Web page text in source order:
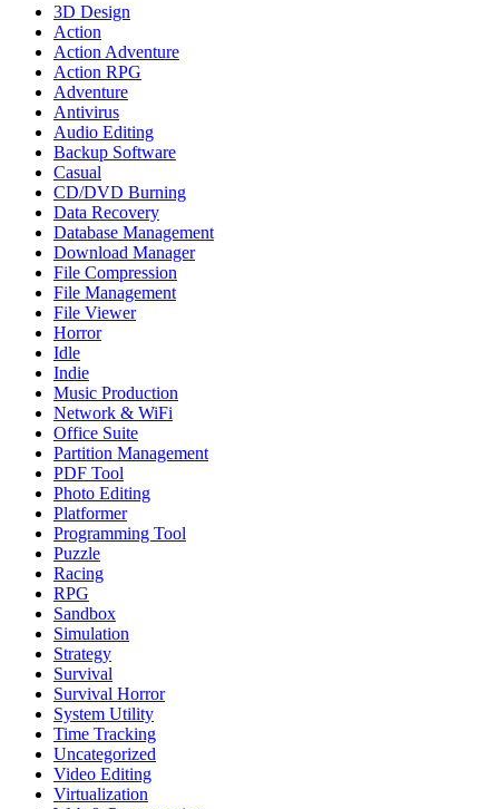
3D Design
Action
Action Adventure
Action RPG
Adventure
Antivirus
Audio Editing
Backup Software
Casual
CD/DVD Burning
Data Recovery
Database Management
Download Manager
File Compression
File Management
File Viewer
Horror
Idle
Indie
Music Production
Network & WiFi
Office Suite
Partition Management
PDF Tool
Photo Editing
Platformer
Programming Tool
Puzzle
Racing
RPG
Sandbox
Simulation
Strategy
Survival
Survival Horror
System Utility
Time Tracking
Uncategorized
Video Editing
Virtualization